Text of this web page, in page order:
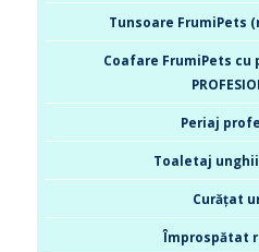
Tunsoare FrumiPets
Coafare FrumiPets
Periaj
Toaletaj
Curățat
Împrospătat